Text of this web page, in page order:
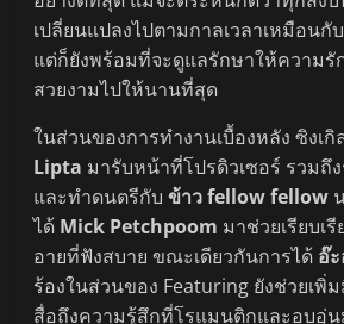
เปลี่ยนแปลงไปตามกาลเวลาเหมือนกั
แต่ก็ยังพร้อมที่จะดูแลรักษาให้ความรั
สวยงามไปให้นานที่สุด
ในส่วนของการทำงานเบื้องหลัง ซิงเกิ
Lipta มารับหน้าที่โปรดิวเซอร์ รวมถึ
และทำดนตรีกับข้าว fellow fellow
ได้ Mick Petchpoom มาช่วยเรียบเ
อายที่ฟังสบาย ขณะเดียวกันการได้ อ๊ะ
ร้องในส่วนของ Featuring ยังช่วยเพิ่
สื่อถึงความรู้สึกที่โรแมนติกและอบอุ่